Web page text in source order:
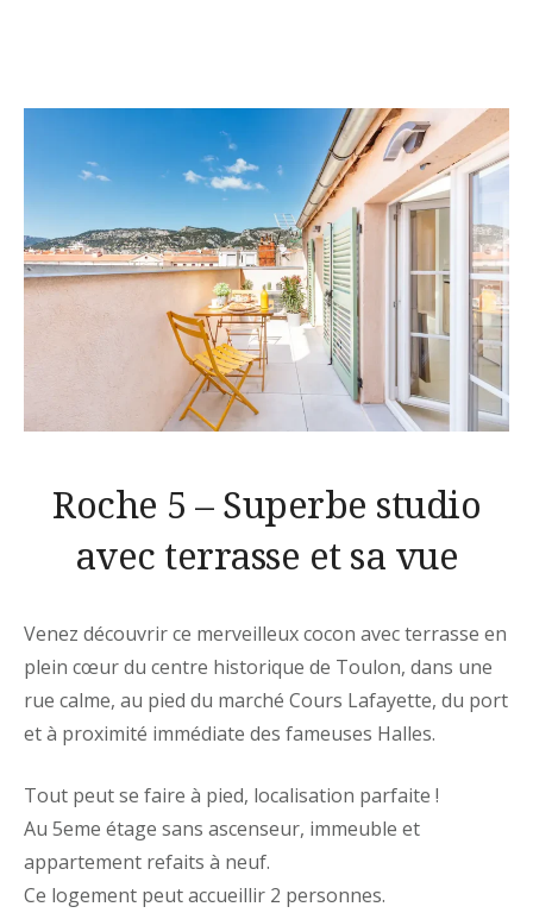
Roche 5 – Superbe studio
avec terrasse et sa vue
Venez découvrir ce merveilleux cocon avec terrasse en
plein cœur du centre historique de Toulon, dans une
rue calme, au pied du marché Cours Lafayette, du port
et à proximité immédiate des fameuses Halles.
Tout peut se faire à pied, localisation parfaite !
Au 5eme étage sans ascenseur, immeuble et
appartement refaits à neuf.
Ce logement peut accueillir 2 personnes.